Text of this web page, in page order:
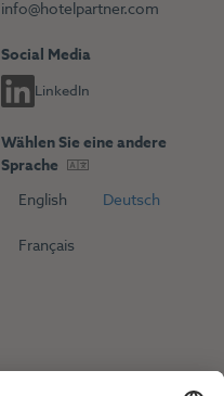
info@hotelpartner.com
Social Media
LinkedIn
Wählen Sie eine andere
Sprache
English
Deutsch
Français